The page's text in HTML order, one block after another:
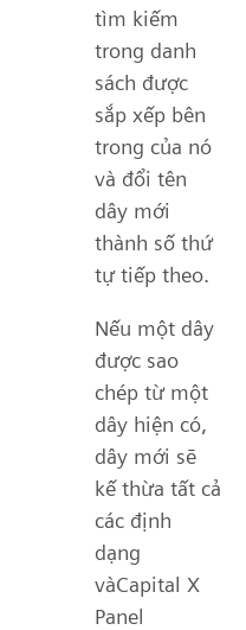
tìm kiếm
trong danh
sách được
sắp xếp bên
trong của nó
và đổi tên
dây mới
thành số thứ
tự tiếp theo.
Nếu một dây
được sao
chép từ một
dây hiện có,
dây mới sẽ
kế thừa tất cả
các định
dạng
vàCapital X
Panel